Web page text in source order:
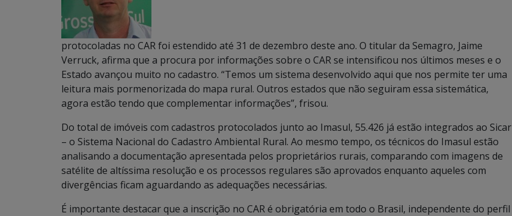
protocoladas no CAR foi estendido até 31 de dezembro deste ano. O titular da Semagro, Jaime
Verruck, afirma que a procura por informações sobre o CAR se intensificou nos últimos meses e o
Estado avançou muito no cadastro. “Temos um sistema desenvolvido aqui que nos permite ter uma
leitura mais pormenorizada do mapa rural. Outros estados que não seguiram essa sistemática,
agora estão tendo que complementar informações”, frisou.
Do total de imóveis com cadastros protocolados junto ao Imasul, 55.426 já estão integrados ao Sicar
– o Sistema Nacional do Cadastro Ambiental Rural. Ao mesmo tempo, os técnicos do Imasul estão
analisando a documentação apresentada pelos proprietários rurais, comparando com imagens de
satélite de altíssima resolução e os processos regulares são aprovados enquanto aqueles com
divergências ficam aguardando as adequações necessárias.
É importante destacar que a inscrição no CAR é obrigatória em todo o Brasil, independente do perfil